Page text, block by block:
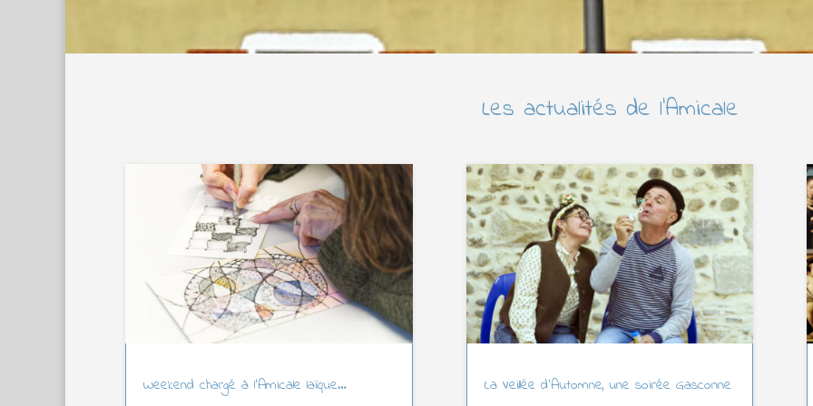
Les actualités de l’Amicale
Weekend chargé à l’Amicale laïque… La Veillée d’Automne, une soirée Gasconne